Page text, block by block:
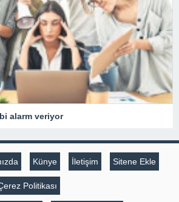
alarm veriyor
Künye İletişim Sitene Ekle
Politikası